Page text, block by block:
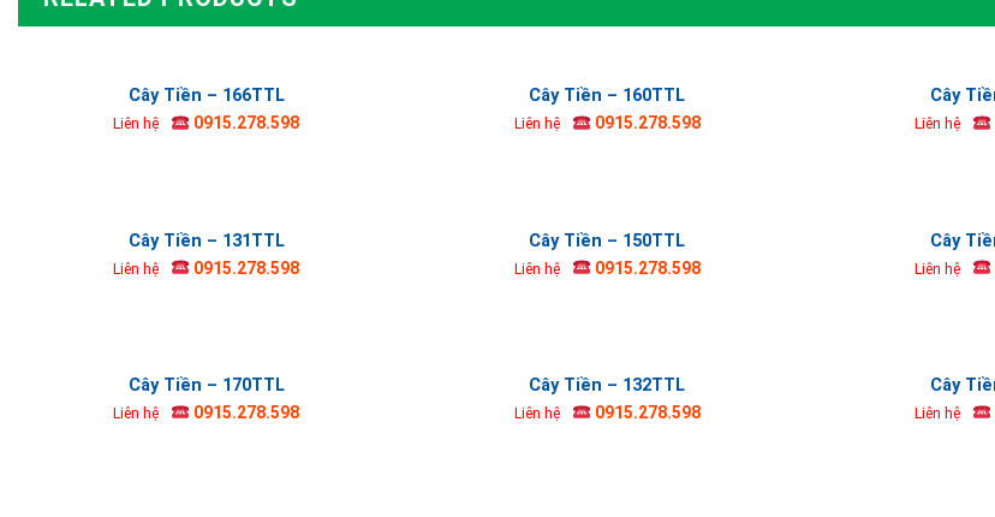
Cây Tiền – 166TTL
Liên hệ 0915.278.598
Cây Tiền – 160TTL
Liên hệ 0915.278.598
Cây
Liên hệ
Cây Tiền – 131TTL
Liên hệ 0915.278.598
Cây Tiền – 150TTL
Liên hệ 0915.278.598
Cây
Liên hệ
Cây Tiền – 170TTL
Liên hệ 0915.278.598
Cây Tiền – 132TTL
Liên hệ 0915.278.598
Cây
Liên hệ